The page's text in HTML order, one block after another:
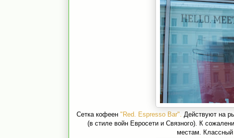
Сетка кофеен "Red. Espresso Bar".
Действуют на
(в стиле войн Евросети и Связного). К
местам.